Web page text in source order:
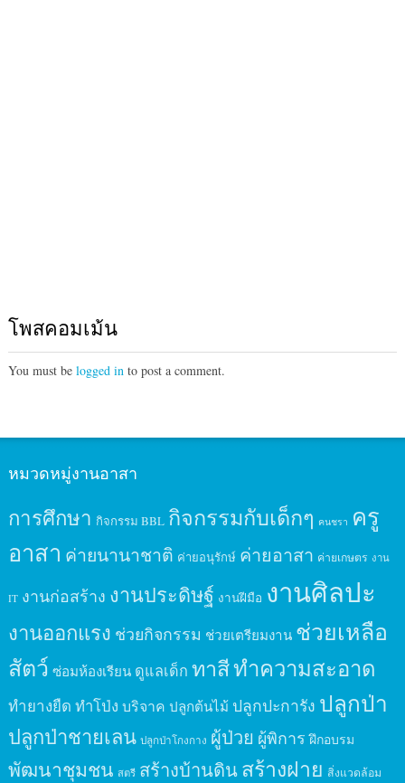
โพสคอมเม้น
You must be logged into post a comment.
หมวดหมู่งานอาสา
การศึกษา กิจกรรม BBL กิจกรรมกับเด็กๆ คนชรา ครู
อาสา ค่ายนานาชาติ ค่ายอนุรักษ์ ค่ายอาสา ค่ายเกษตร งาน
IT งานก่อสร้าง งานประดิษฐ์ งานฝีมือ งานศิลปะ
งานออกแรง ช่วยกิจกรรม ช่วยเตรียมงาน ช่วยเหลือ
สัตว์ ซ่อมห้องเรียน ดูแลเด็ก ทาสีทำความสะอาด
ทำยางยืด ทำโป่ง บริจาค ปลูกต้นไม้ ปลูกปะการัง ปลูกป่า
ปลูกป่าชายเลน ปลูกป่าโกงกาง ผู้ป่วย ผู้พิการ ฝึกอบรม
พัฒนาชุมชน สตรี สร้างบ้านดินสร้างฝาย สิ่งแวดล้อม